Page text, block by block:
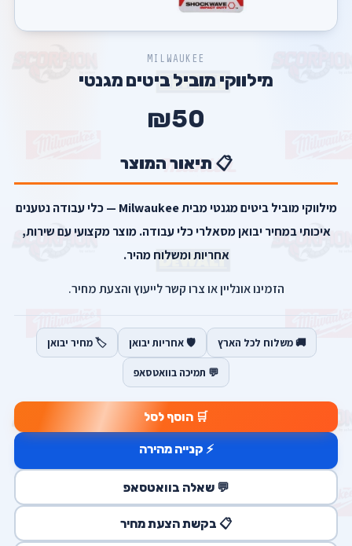
MILWAUKEE
מילווקי מוביל ביטים מגנטי
₪50
📋 תיאור המוצר
מילווקי מוביל ביטים מגנטי מבית Milwaukee — כלי עבודה נטענים
איכותי במחיר יבואן מסאלרי כלי עבודה. מוצר מקצועי עם שירות,
אחריות ומשלוח מהיר.
הזמינו אונליין או צרו קשר לייעוץ והצעת מחיר.
🚚 משלוח לכל הארץ 🛡️ אחריות יבואן 🏷️ מחיר יבואן
💬 תמיכה בוואטסאפ
🛒 הוסף לסל
⚡ קנייה מהירה
💬 שאלה בוואטסאפ
📋 בקשת הצעת מחיר